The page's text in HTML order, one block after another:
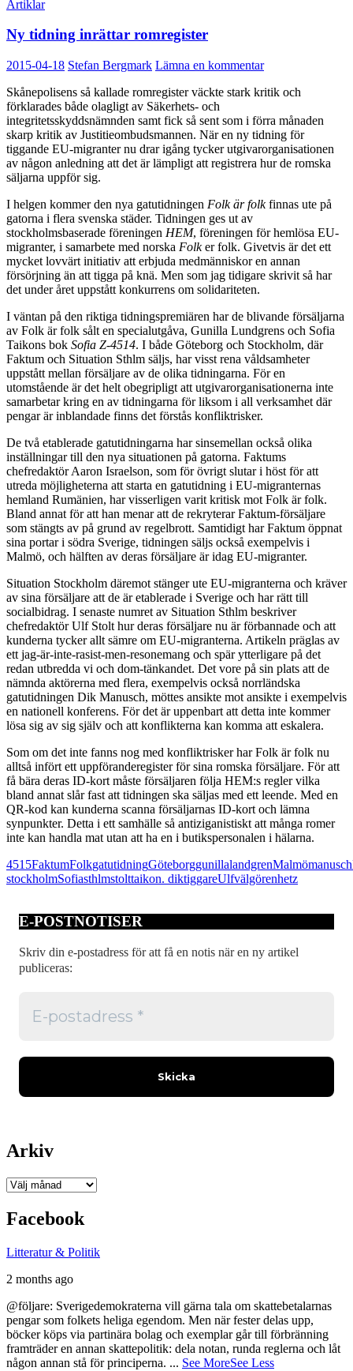
Artiklar
Ny tidning inrättar romregister
2015-04-18 Stefan Bergmark Lämna en kommentar
Skånepolisens så kallade romregister väckte stark kritik och
förklarades både olagligt av Säkerhets- och
integritetsskyddsnämnden samt fick så sent som i förra månaden
skarp kritik av Justitieombudsmannen. När en ny tidning för
tiggande EU-migranter nu drar igång tycker utgivarorganisationen
av någon anledning att det är lämpligt att registrera hur de romska
säljarna uppför sig.
I helgen kommer den nya gatutidningen Folk är folkfinnas ute på
gatorna i flera svenska städer. Tidningen ges ut av
stockholmsbaserade föreningen HEM, föreningen för hemlösa EU-
migranter, i samarbete med norska Folker folk. Givetvis är det ett
mycket lovvärt initiativ att erbjuda medmänniskor en annan
försörjning än att tigga på knä. Men som jag tidigare skrivit så har
det under året uppstått konkurrens om solidariteten.
I väntan på den riktiga tidningspremiären har de blivande försäljarna
av Folk är folk sålt en specialutgåva, Gunilla Lundgrens och Sofia
Taikons bok Sofia Z-4514. I både Göteborg och Stockholm, där
Faktum och Situation Sthlm säljs, har visst rena våldsamheter
uppstått mellan försäljare av de olika tidningarna. För en
utomstående är det helt obegripligt att utgivarorganisationerna inte
samarbetar kring en av tidningarna för liksom i all verksamhet där
pengar är inblandade finns det förstås konfliktrisker.
De två etablerade gatutidningarna har sinsemellan också olika
inställningar till den nya situationen på gatorna. Faktums
chefredaktör Aaron Israelson, som för övrigt slutar i höst för att
utreda möjligheterna att starta en gatutidning i EU-migranternas
hemland Rumänien, har visserligen varit kritisk mot Folk är folk.
Bland annat för att han menar att de rekryterar Faktum-försäljare
som stängts av på grund av regelbrott. Samtidigt har Faktum öppnat
sina portar i södra Sverige, tidningen säljs också exempelvis i
Malmö, och hälften av deras försäljare är idag EU-migranter.
Situation Stockholm däremot stänger ute EU-migranterna och kräver
av sina försäljare att de är etablerade i Sverige och har rätt till
socialbidrag. I senaste numret av Situation Sthlm beskriver
chefredaktör Ulf Stolt hur deras försäljare nu är förbannade och att
kunderna tycker allt sämre om EU-migranterna. Artikeln präglas av
ett jag-är-inte-rasist-men-resonemang och spär ytterligare på det
redan utbredda vi och dom-tänkandet. Det vore på sin plats att de
nämnda aktörerna med flera, exempelvis också norrländska
gatutidningen Dik Manusch, möttes ansikte mot ansikte i exempelvis
en nationell konferens. För det är uppenbart att detta inte kommer
lösa sig av sig själv och att konflikterna kan komma att eskalera.
Som om det inte fanns nog med konfliktrisker har Folk är folk nu
alltså infört ett uppföranderegister för sina romska försäljare. För att
få bära deras ID-kort måste försäljaren följa HEM:s regler vilka
bland annat slår fast att tidningen ska säljas med ett leende. Med en
QR-kod kan kunderna scanna försäljarnas ID-kort och lämna
synpunkter. Detta i ett samhälle så antiziganistiskt att många romer
inte kan handla mat utan att ha en i butikspersonalen i hälarna.
4515FaktumFolkgatutidningGöteborggunillalandgrenMalmömanusch
stockholmSofiasthlmstolttaikon. diktiggareUlfvälgörenhetz
E-POSTNOTISER
Skriv din e-postadress för att få en notis när en ny artikel
publiceras:
Arkiv
Arkiv
Facebook
Litteratur & Politik
2 months ago
@följare: Sverigedemokraterna vill gärna tala om skattebetalarnas
pengar som folkets heliga egendom. Men när fester delas upp,
böcker köps via partinära bolag och exemplar går till förbränning
framträder en annan skattepolitik: dela notan, runda reglerna och låt
någon annan stå för principerna. ... See MoreSee Less